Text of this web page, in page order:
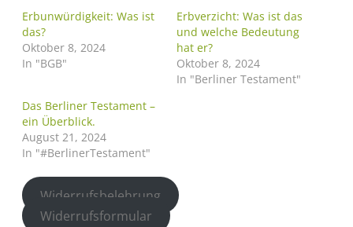
Erbunwürdigkeit: Was ist
das?
Oktober 8, 2024
In "BGB"
Erbverzicht: Was ist das
und welche Bedeutung
hat er?
Oktober 8, 2024
In "Berliner Testament"
Das Berliner Testament –
ein Überblick.
August 21, 2024
In "#BerlinerTestament"
Widerrufsbelehrung
Widerrufsformular